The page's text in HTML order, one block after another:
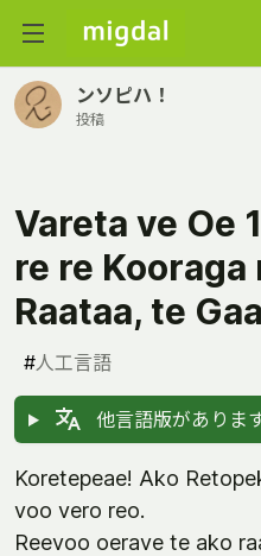
ンソピハ！
投稿
Vareta ve Oe
re re Kooraga
Raataa, te
#人工言語
他言語版がありま
Koretepeae! Ako
voo vero reo.
Reevoo oerave te ako